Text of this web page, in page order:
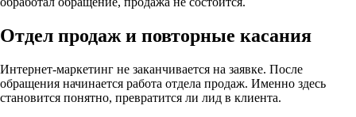
Отдел продаж и повторные касания
Интернет-маркетинг не заканчивается на заявке. После
обращения начинается работа отдела продаж. Именно здесь
становится понятно, превратится ли лид в клиента.